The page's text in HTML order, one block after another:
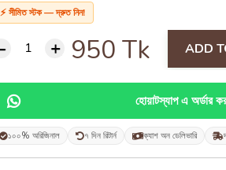
⚡ সীমিত স্টক — দ্রুত নিন!
950 Tk ADD
হোয়াটস্যাপ এ
১০০% অরিজিনাল ৭ দিন রিটার্ন ক্যাশ অন ডেলিভারি